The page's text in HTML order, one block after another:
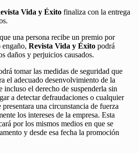
Vida y Éxito finaliza con la entrega
una persona recibe un premio por
Revista Vida y Éxito podrá
daños y perjuicios causados.
tomar las medidas de seguridad que
el adecuado desenvolvimiento de la
incluso el derecho de suspenderla sin
a detectar defraudaciones o cualquier
una circunstancia de fuerza
los intereses de la empresa. Esta
por los mismos medios en que se
y desde esa fecha la promoción